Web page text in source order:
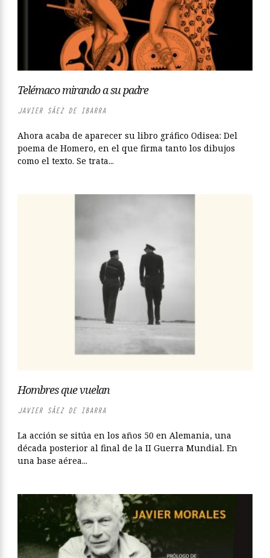
Telémaco mirando a su padre
JAVIER SÁEZ DE IBARRA
Ahora acaba de aparecer su libro gráfico Odisea: Del
poema de Homero, en el que firma tanto los dibujos
como el texto. Se trata...
Hombres que vuelan
JAVIER SÁEZ DE IBARRA
La acción se sitúa en los años 50 en Alemania, una
década posterior al final de la II Guerra Mundial. En
una base aérea...